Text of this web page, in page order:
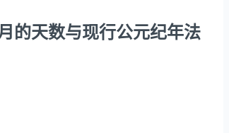
的天数与现行公元纪年法